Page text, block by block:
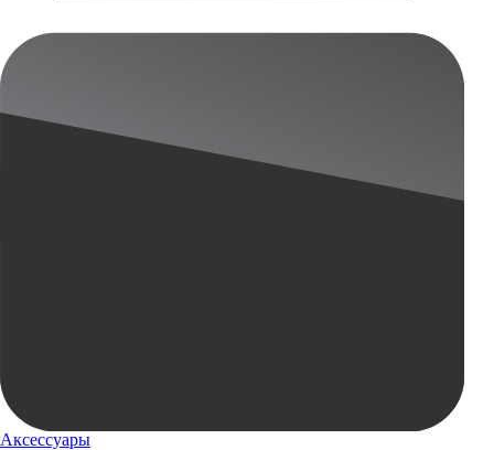
Аксессуары